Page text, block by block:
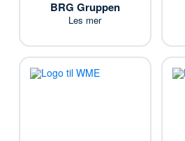
BRG Gruppen
Les mer